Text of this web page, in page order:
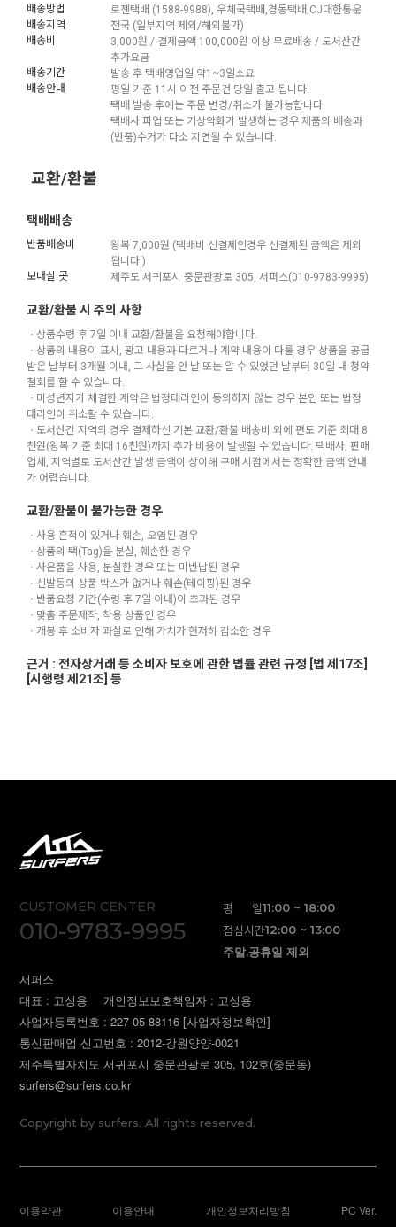
배송방법
로젠택배 (1588-9988), 우체국택배,경동택배,CJ대한통운
배송지역
전국 (일부지역 제외/해외불가)
배송비
3,000원 / 결제금액 100,000원 이상 무료배송 / 도서산간
추가요금
배송기간
발송 후 택배영업일 약1~3일소요
배송안내
평일 기준 11시 이전 주문건 당일 출고 됩니다.
택배 발송 후에는 주문 변경/취소가 불가능합니다.
택배사 파업 또는 기상악화가 발생하는 경우 제품의 배송과
(반품)수거가 다소 지연될 수 있습니다.
교환/환불
택배배송
반품배송비
왕복 7,000원 (택배비 선결제인경우 선결제된 금액은 제외
됩니다.)
보내실 곳
제주도 서귀포시 중문관광로 305, 서퍼스(010-9783-9995)
교환/환불 시 주의 사항
ㆍ상품수령 후 7일 이내 교환/환불을 요청해야합니다.
ㆍ상품의 내용이 표시, 광고 내용과 다르거나 계약 내용이 다를 경우 상품을 공급
받은 날부터 3개월 이내, 그 사실을 안 날 또는 알 수 있었던 날부터 30일 내 청약
철회를 할 수 있습니다.
ㆍ미성년자가 체결한 계약은 법정대리인이 동의하지 않는 경우 본인 또는 법정
대리인이 취소할 수 있습니다.
ㆍ도서산간 지역의 경우 결제하신 기본 교환/환불 배송비 외에 편도 기준 최대 8
천원(왕복 기준 최대 16천원)까지 추가 비용이 발생할 수 있습니다. 택배사, 판매
업체, 지역별로 도서산간 발생 금액이 상이해 구매 시점에서는 정확한 금액 안내
가 어렵습니다.
교환/환불이 불가능한 경우
ㆍ사용 흔적이 있거나 훼손, 오염된 경우
ㆍ상품의 택(Tag)을 분실, 훼손한 경우
ㆍ사은품을 사용, 분실한 경우 또는 미반납된 경우
ㆍ신발등의 상품 박스가 없거나 훼손(테이핑)된 경우
ㆍ반품요청 기간(수령 후 7일 이내)이 초과된 경우
ㆍ맞춤 주문제작, 착용 상품인 경우
ㆍ개봉 후 소비자 과실로 인해 가치가 현저히 감소한 경우
근거 : 전자상거래 등 소비자 보호에 관한 법률 관련 규정 [법 제17조]
[시행령 제21조] 등
CUSTOMER CENTER
010-9783-9995
평 일11:00 ~ 18:00
점심시간12:00 ~ 13:00
주말,공휴일 제외
서퍼스
대표 : 고성용
개인정보보호책임자 : 고성용
사업자등록번호 : 227-05-88116[사업자정보확인]
통신판매업 신고번호 : 2012-강원양양-0021
제주특별자치도 서귀포시 중문관광로 305, 102호(중문동)
surfers@surfers.co.kr
Copyright by surfers. All rights reserved.
이용약관 이용안내 개인정보처리방침 PC Ver.